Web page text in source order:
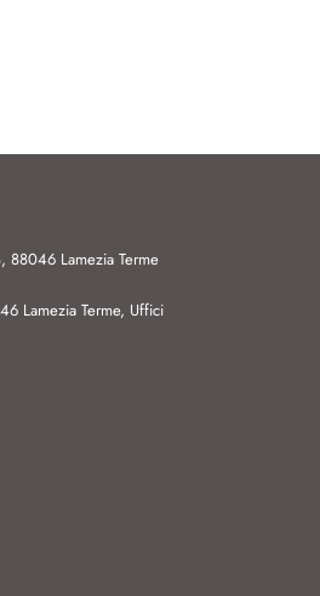
88046 Lamezia Terme
Lamezia Terme, Uffici